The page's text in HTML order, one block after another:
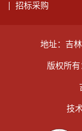
招标采购
地址：吉
版权所
技